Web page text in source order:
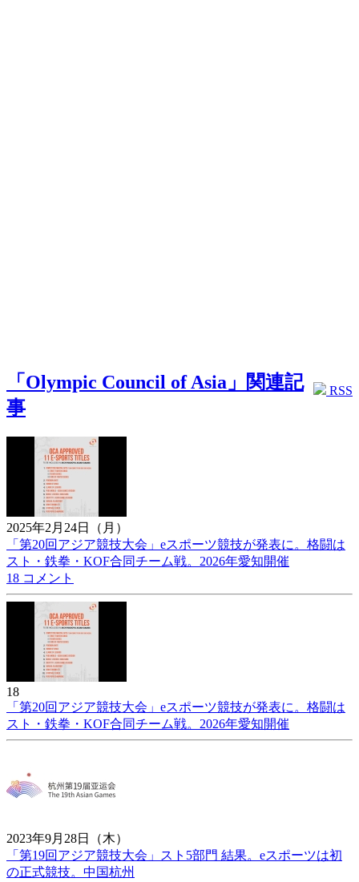
RSS
「Olympic Council of Asia」関連記
事
2025年2月24日（月）
「第20回アジア競技大会」eスポーツ競技が発表に。格闘は
スト・鉄拳・KOF合同チーム戦。2026年愛知開催
18 コメント
18
「第20回アジア競技大会」eスポーツ競技が発表に。格闘は
スト・鉄拳・KOF合同チーム戦。2026年愛知開催
2023年9月28日（木）
「第19回アジア競技大会」スト5部門 結果。eスポーツは初
の正式競技。中国杭州